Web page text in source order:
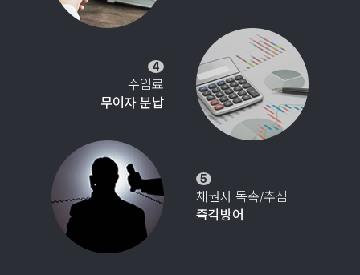
4
수임료
무이자 분납
5
채권자 독촉/추심
즉각방어